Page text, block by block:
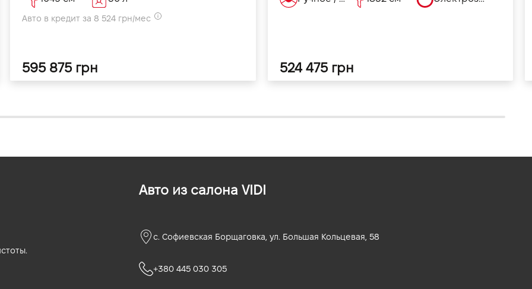
Авто в кредит за 8 524 грн/мес
595 875 грн 524 475 грн
Авто из салона VIDI
с. Софиевская Борщаговка, ул. Большая Кольцевая, 58
+380 445 030 305